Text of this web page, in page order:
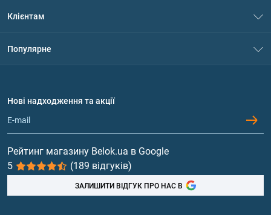
Політика конфіденційності
Обмін та повернення
Клієнтам
Популярне
Протеїн
Гейнери
Вітаміни та мінерали
Риб'ячий жир, жирні кислоти
Нові надходження та акції
Рейтинг магазину Belok.ua в Google
5
(189 відгуків)
ЗАЛИШИТИ ВІДГУК ПРО НАС В